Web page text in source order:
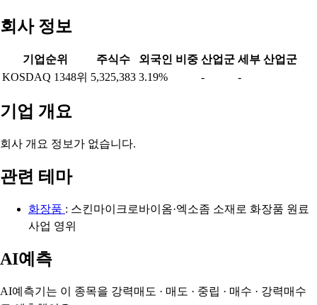
회사 정보
기업순위 주식수 외국인 비중 산업군 세부 산업군
KOSDAQ 1348위 5,325,383 3.19% - -
기업 개요
회사 개요 정보가 없습니다.
관련 테마
화장품 : 스킨마이크로바이옴·엑소좀 소재로 화장품 원료
사업 영위
AI예측
AI예측기는 이 종목을 강력매도 · 매도 · 중립 · 매수 · 강력매수